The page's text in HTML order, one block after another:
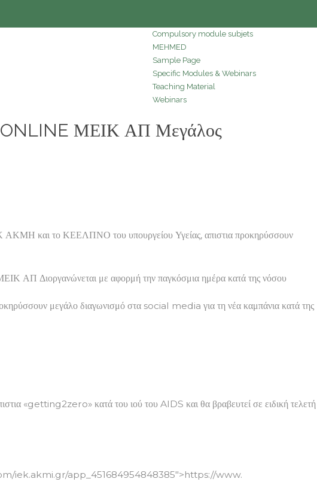
Compulsory module subjets
MEHMED
Sample Page
Specific Modules & Webinars
Teaching Material
Webinars
ΜΕΙΚ ΑΠ Μεγάλος
ΑΚΜΗ και το ΚΕΕΛΠΝΟ του υπουργείου Υγείας, απιστια προκηρύσσουν
με αφορμή την παγκόσμια ημέρα κατά της νόσου
μεγάλο διαγωνισμό στα social media για τη νέα καμπάνια κατά της
«getting2zero» κατά του ιού του AIDS και θα βραβευτεί σε ειδική τελετή
iek.akmi.gr/app_451684954848385″>https://www.